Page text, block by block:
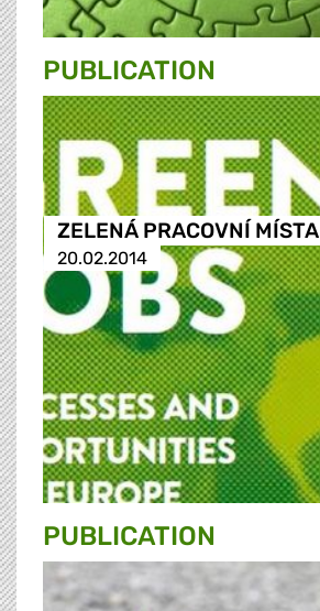
PUBLICATION
ZELENÁ PRACOVNÍ MÍSTA
20.02.2014
PUBLICATION